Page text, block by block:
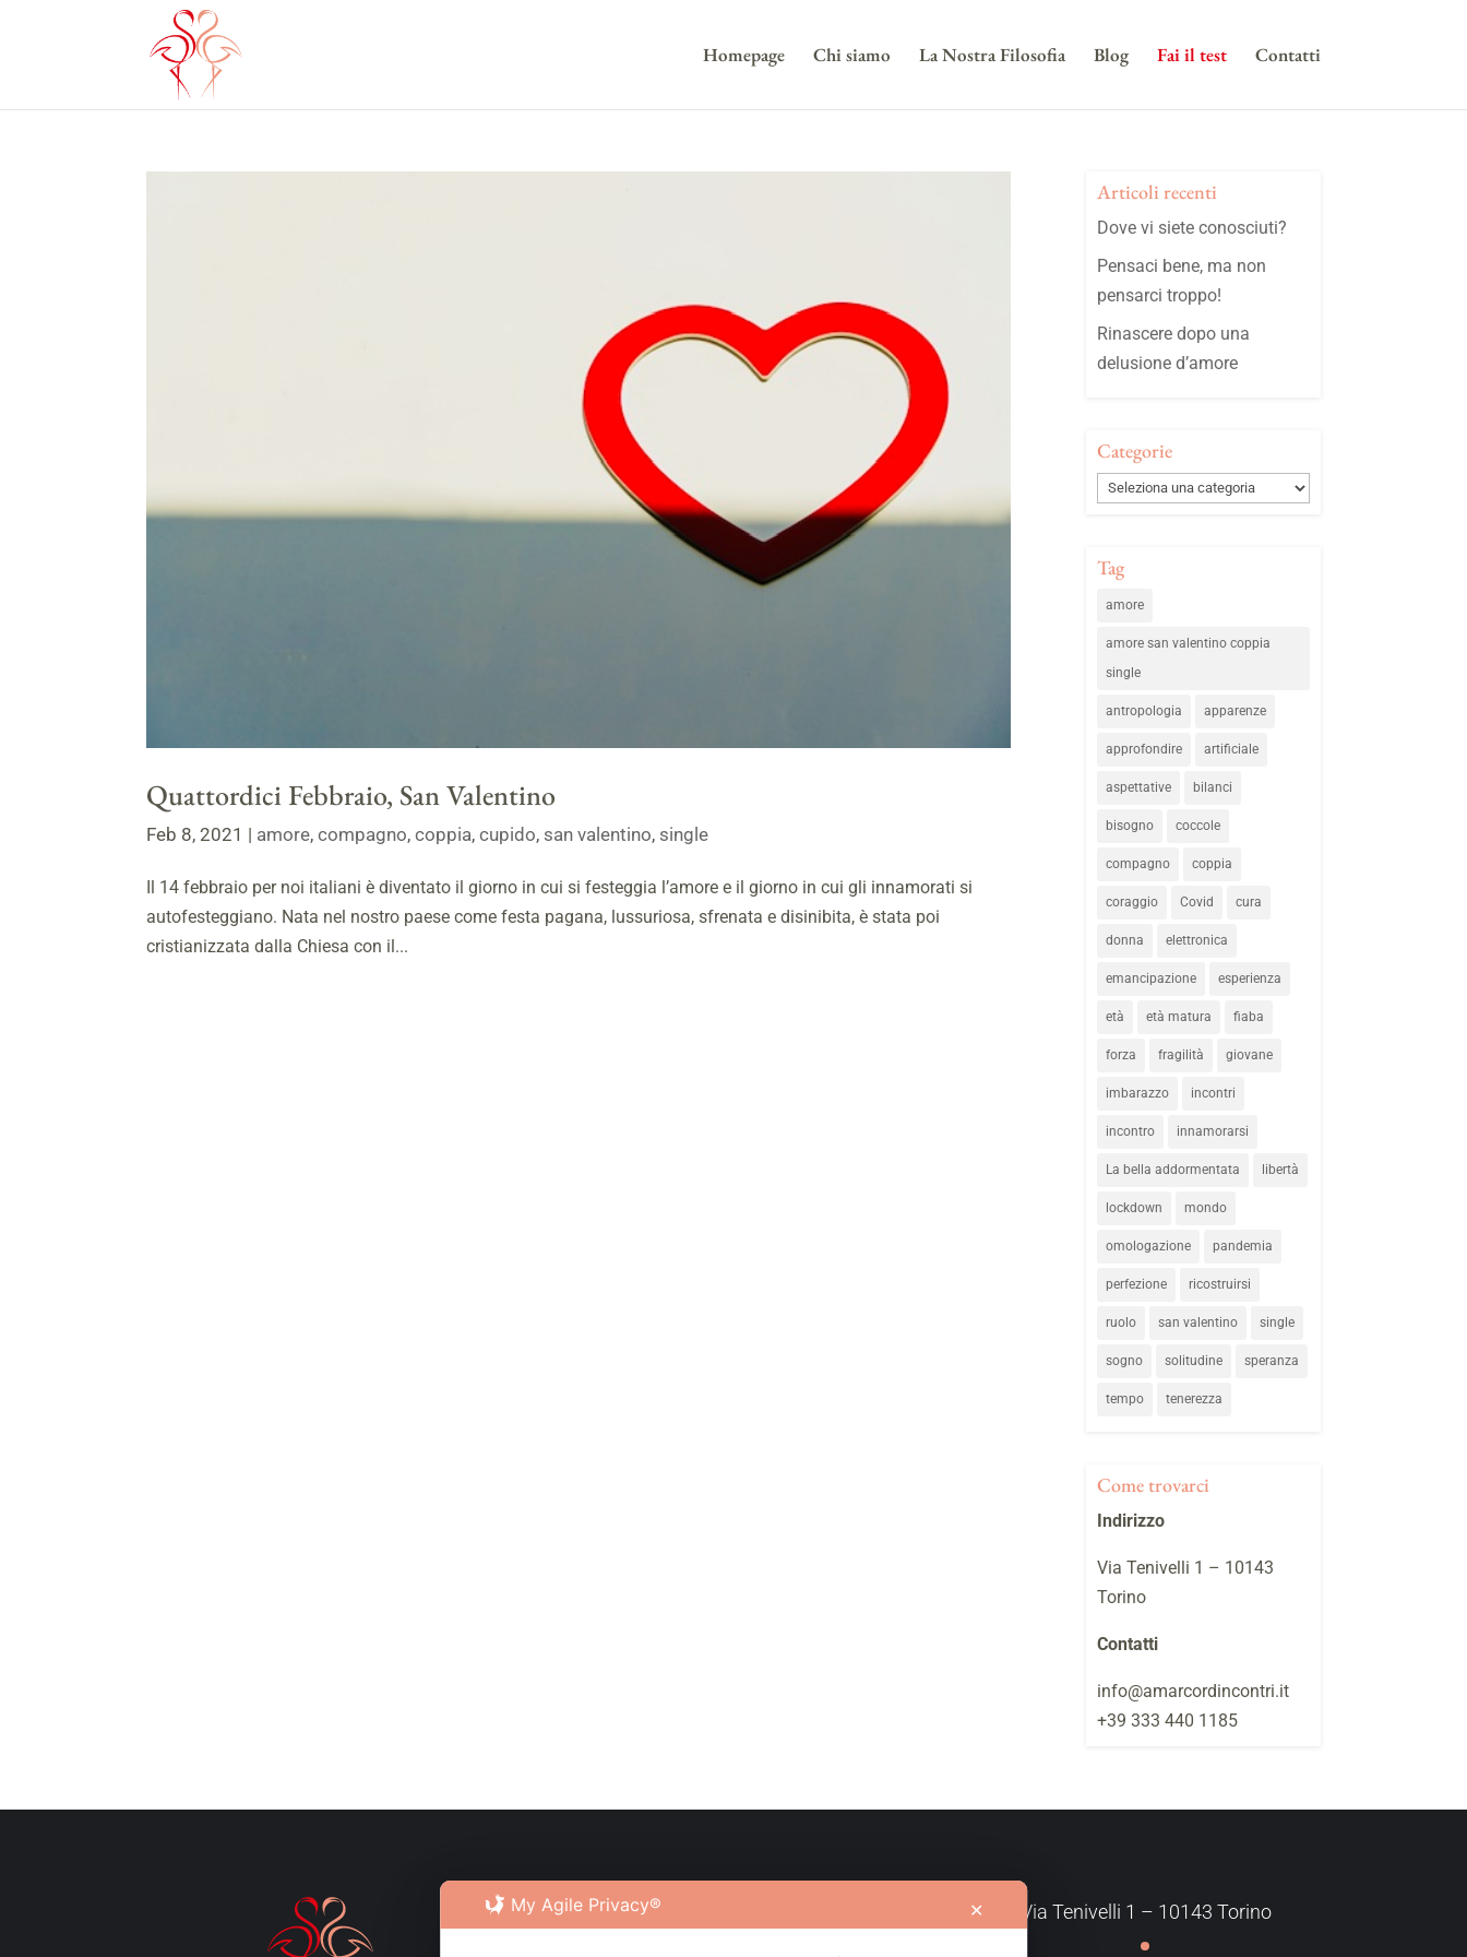
Homepage Chi siamo La Nostra Filosofia Blog Fai il test Contatti
Quattordici Febbraio, San Valentino
Feb 8, 2021 | amore,compagno,coppia,cupido, san valentino, single
Il 14 febbraio per noi italiani è diventato il giorno in cui si festeggia l’amore e il giorno in cui gli innamorati si
autofesteggiano. Nata nel nostro paese come festa pagana, lussuriosa, sfrenata e disinibita, è stata poi
cristianizzata dalla Chiesa con il...
Articoli recenti
Dove vi siete conosciuti?
Pensaci bene, ma non
pensarci troppo!
Rinascere dopo una
delusione d’amore
Categorie
Categorie
Tag
amore
amore san valentino coppia
single
antropologia apparenze
approfondire artificiale
aspettative bilanci
bisogno coccole
compagno coppia
coraggio Covid cura
donna elettronica
emancipazione esperienza
età età matura fiaba
forza fragilità giovane
imbarazzo incontri
incontro innamorarsi
La bella addormentata libertà
lockdown mondo
omologazione pandemia
perfezione ricostruirsi
ruolo san valentino single
sogno solitudine speranza
tempo tenerezza
Come trovarci
Indirizzo
Via Tenivelli 1 – 10143
Torino
Contatti
info@amarcordincontri.it
+39 333 440 1185
Via Tenivelli 1 – 10143 Torino
My Agile Privacy® ✕